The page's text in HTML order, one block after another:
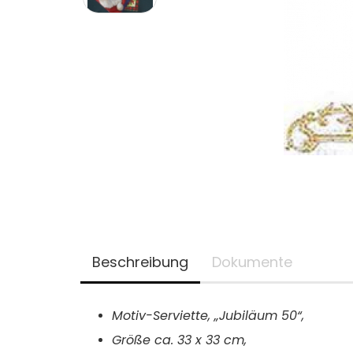
Beschreibung Dokumente
Motiv-Serviette, „Jubiläum 50“,
Größe ca. 33 x 33 cm,